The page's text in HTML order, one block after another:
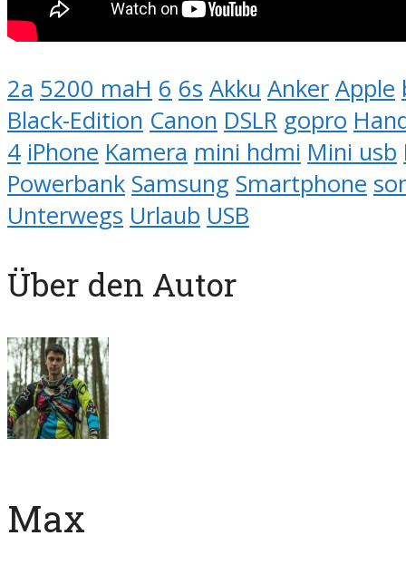
2a 5200 maH 6 6s Akku Anker Apple
Black-Edition Canon DSLR gopro
4 iPhone Kamera mini hdmi Mini usb
Powerbank Samsung Smartphone
Unterwegs Urlaub USB
Über den Autor
Max